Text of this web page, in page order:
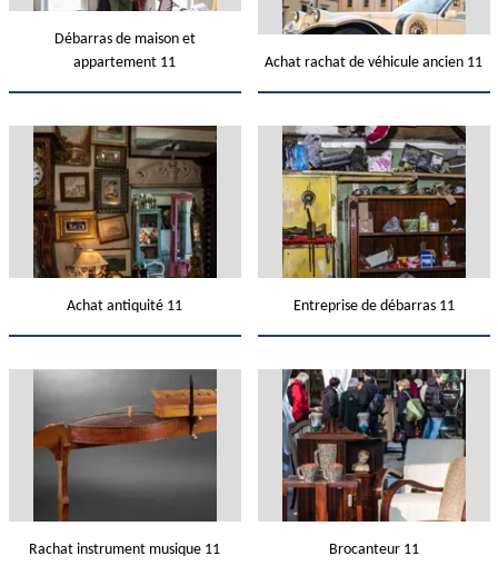
Débarras de maison et
appartement 11
Achat rachat de véhicule ancien 11
Achat antiquité 11 Entreprise de débarras 11
Rachat instrument musique 11 Brocanteur 11